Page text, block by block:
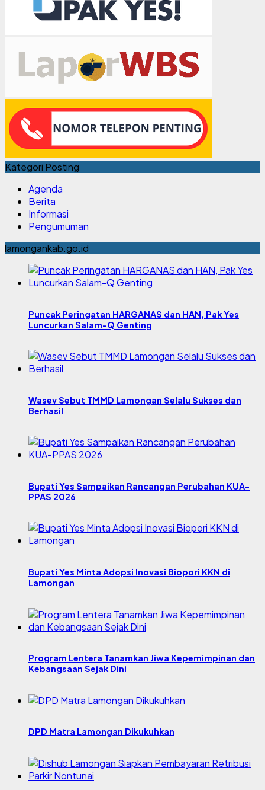
Kategori Posting
Agenda
Berita
Informasi
Pengumuman
lamongankab.go.id
Puncak Peringatan HARGANAS dan HAN, Pak Yes
Luncurkan Salam-Q Genting
Wasev Sebut TMMD Lamongan Selalu Sukses dan
Berhasil
Bupati Yes Sampaikan Rancangan Perubahan KUA-
PPAS 2026
Bupati Yes Minta Adopsi Inovasi Biopori KKN di
Lamongan
Program Lentera Tanamkan Jiwa Kepemimpinan dan
Kebangsaan Sejak Dini
DPD Matra Lamongan Dikukuhkan